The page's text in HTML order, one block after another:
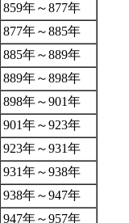
859年～877年
877年～885年
885年～889年
889年～898年
898年～901年
901年～923年
923年～931年
931年～938年
938年～947年
947年～957年